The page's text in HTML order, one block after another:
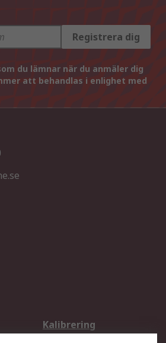
Registrera dig
du lämnar när du anmäler dig
att behandlas i enlighet med
Kalibrering